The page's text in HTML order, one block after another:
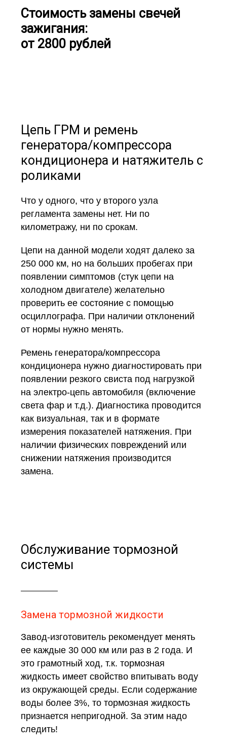
Стоимость замены свечей
зажигания:
от 2800 рублей
Цепь ГРМ и ремень
генератора/компрессора
кондиционера и натяжитель с
роликами
Что у одного, что у второго узла
регламента замены нет. Ни по
километражу, ни по срокам.
Цепи на данной модели ходят далеко за
250 000 км, но на больших пробегах при
появлении симптомов (стук цепи на
холодном двигателе) желательно
проверить ее состояние с помощью
осциллографа. При наличии отклонений
от нормы нужно менять.
Ремень генератора/компрессора
кондиционера нужно диагностировать при
появлении резкого свиста под нагрузкой
на электро-цепь автомобиля (включение
света фар и т.д.). Диагностика проводится
как визуальная, так и в формате
измерения показателей натяжения. При
наличии физических повреждений или
снижении натяжения производится
замена.
Обслуживание тормозной
системы
Замена тормозной жидкости
Завод-изготовитель рекомендует менять
ее каждые 30 000 км или раз в 2 года. И
это грамотный ход, т.к. тормозная
жидкость имеет свойство впитывать воду
из окружающей среды. Если содержание
воды более 3%, то тормозная жидкость
признается непригодной. За этим надо
следить!